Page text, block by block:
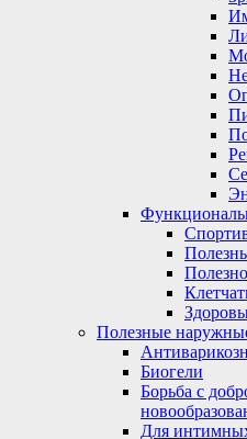
Полезные
Биогели
Борьба с
Для